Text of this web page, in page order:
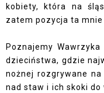
kobiety, która na
zatem pozycja ta mnie
Poznajemy
dzieciństwa, gdzie
nożnej rozgrywane
nad staw i ich skoki do